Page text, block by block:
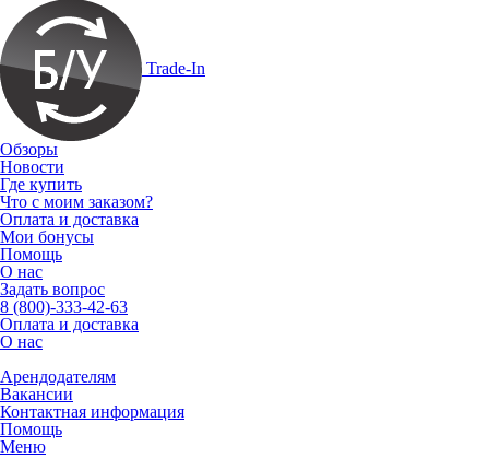
Trade-In
Обзоры
Новости
Где купить
Что с моим заказом?
Оплата и доставка
Мои бонусы
Помощь
О нас
Задать вопрос
8 (800)-333-42-63
Оплата и доставка
О нас
Арендодателям
Вакансии
Контактная информация
Помощь
Меню